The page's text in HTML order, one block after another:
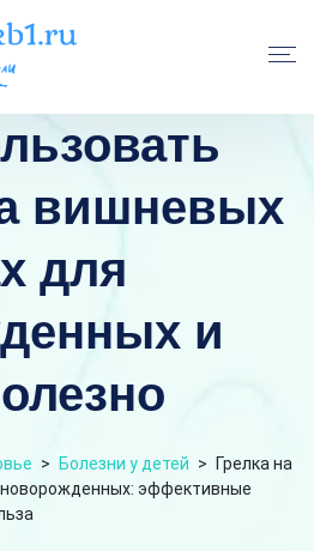
вишневых
для
и
> Болезни у детей >
Грелка на
эффективные